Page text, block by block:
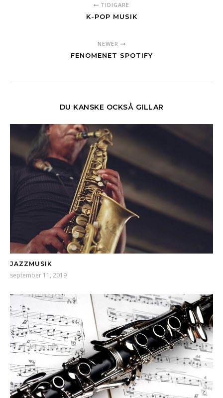
TIDIGARE
K-POP MUSIK
NEWER
FENOMENET SPOTIFY
DU KANSKE OCKSÅ GILLAR
JAZZMUSIK
september 11, 2019